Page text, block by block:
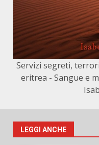
Servizi segreti,
eritrea - Sangue e
LEGGI ANCHE